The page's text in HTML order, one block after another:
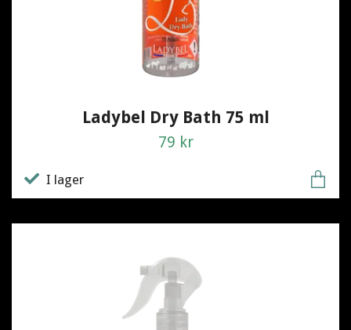
Ladybel Dry Bath 75 ml
79 kr
I lager